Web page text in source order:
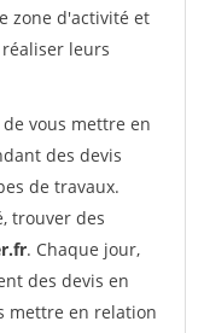
zone d'activité et
leurs
vous mettre en
des devis
de travaux.
trouver des
. Chaque jour,
des devis en
mettre en relation